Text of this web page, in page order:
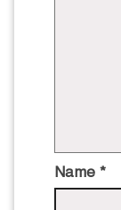
Name *